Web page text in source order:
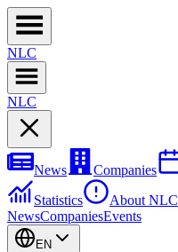
NLC
NLC
News Companies
Statistics
About NLC
NewsCompaniesEvents
EN